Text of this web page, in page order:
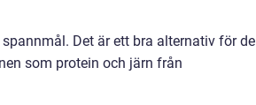
Det är ett bra alternativ för de
som protein och järn från